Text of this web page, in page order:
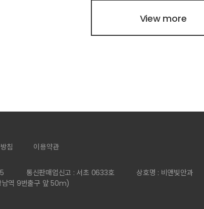
View more
침 이용약관
통신판매업신고 : 서초 0633호 상호명 : 비앤빛안과
남역 9번출구 앞 50m)